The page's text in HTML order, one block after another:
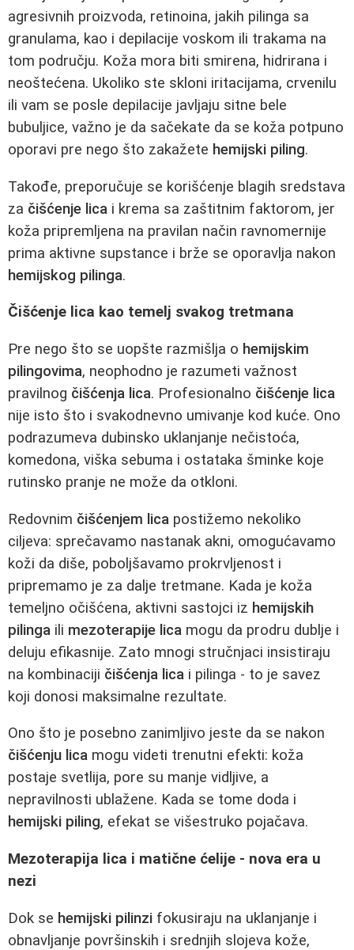
agresivnih proizvoda, retinoina, jakih pilinga sa
granulama, kao i depilacije voskom ili trakama na
tom području. Koža mora biti smirena, hidrirana i
neoštećena. Ukoliko ste skloni iritacijama, crvenilu
ili vam se posle depilacije javljaju sitne bele
bubuljice, važno je da sačekate da se koža potpuno
oporavi pre nego što zakažete hemijski piling.
Takođe, preporučuje se korišćenje blagih sredstava
za čišćenje lica i krema sa zaštitnim faktorom, jer
koža pripremljena na pravilan način ravnomernije
prima aktivne supstance i brže se oporavlja nakon
hemijskog pilinga.
Čišćenje lica kao temelj svakog tretmana
Pre nego što se uopšte razmišlja o hemijskim
pilingovima, neophodno je razumeti važnost
pravilnog čišćenja lica. Profesionalno čišćenje lica
nije isto što i svakodnevno umivanje kod kuće. Ono
podrazumeva dubinsko uklanjanje nečistoća,
komedona, viška sebuma i ostataka šminke koje
rutinsko pranje ne može da otkloni.
Redovnim čišćenjem lica postižemo nekoliko
ciljeva: sprečavamo nastanak akni, omogućavamo
koži da diše, poboljšavamo prokrvljenost i
pripremamo je za dalje tretmane. Kada je koža
temeljno očišćena, aktivni sastojci iz hemijskih
pilinga ili mezoterapije lica mogu da prodru dublje i
deluju efikasnije. Zato mnogi stručnjaci insistiraju
na kombinaciji čišćenja lica i pilinga - to je savez
koji donosi maksimalne rezultate.
Ono što je posebno zanimljivo jeste da se nakon
čišćenju lica mogu videti trenutni efekti: koža
postaje svetlija, pore su manje vidljive, a
nepravilnosti ublažene. Kada se tome doda i
hemijski piling, efekat se višestruko pojačava.
Mezoterapija lica i matične ćelije - nova era u
nezi
Dok se hemijski pilinzi fokusiraju na uklanjanje i
obnavljanje površinskih i srednjih slojeva kože,